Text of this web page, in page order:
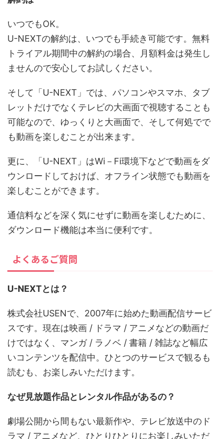
いつでもOK。
U-NEXTの解約は、いつでも手続き可能です。無料
トライアル期間中の解約の場合、月額料金は発生し
ませんので安心してお試しください。
そして「U-NEXT」では、パソコンやスマホ、タブ
レットだけでなくテレビの大画面で視聴することも
可能なので、ゆっくりと大画面で、そして何処でで
も動画を楽しむことが出来ます。
更に、「U-NEXT」はWi－Fi環境下などで動画をダ
ウンロードしておけば、オフライン状態でも動画を
楽しむことができます。
通信料などを深く気にせずに動画を楽しむために、
ダウンロード機能は本当に便利です。
よくあるご質問
U-NEXTとは？
株式会社USENで、2007年に始めた動画配信サービ
スです。現在は映画 / ドラマ / アニメなどの動画だ
けではなく、マンガ / ラノベ / 書籍 / 雑誌など幅広
いコンテンツを配信中。ひとつのサービスで観るも
読むも、お楽しみいただけます。
なぜ見放題作品とレンタル作品があるの？
劇場公開から間もない最新作や、テレビ放送中のド
ラマ / アニメなど、ひとりひとりにお楽しみいただ